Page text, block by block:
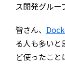
ス開発グルー
皆さん、
る人も多い
ど使ったこ